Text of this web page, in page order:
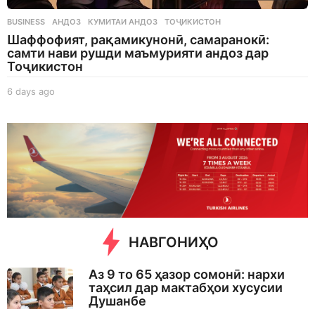
BUSINESS АНДОЗ ,КУМИТАИ АНДОЗ ,ТОҶИКИСТОН
Шаффофият, рақамикунонӣ, самаранокӣ:
самти нави рушди маъмурияти андоз дар
Тоҷикистон
6 days ago
g
o
НАВГОНИҲО
Аз 9 то 65 ҳазор сомонӣ: нархи
таҳсил дар мактабҳои хусусии
Душанбе